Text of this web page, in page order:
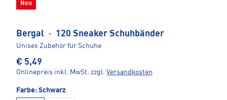
Neu
Bergal · 120 Sneaker Schuhbänder
Unisex Zubehör für Schuhe
€ 5,49
Onlinepreis inkl. MwSt. zzgl. Versandkosten
Farbe: Schwarz